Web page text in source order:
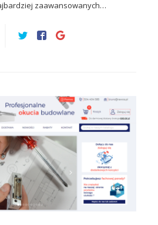
zaawansowanych…